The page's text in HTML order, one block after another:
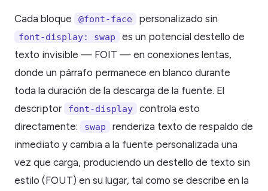
Cada bloque @font-face personalizado sin
font-display: swap
es un potencial destello de
texto invisible — FOIT — en conexiones lentas,
donde un párrafo permanece en blanco durante
toda la duración de la descarga de la fuente. El
descriptor
font-display
controla esto
directamente:
swap
renderiza texto de respaldo de
inmediato y cambia a la fuente personalizada una
vez que carga, produciendo un destello de texto sin
estilo (FOUT) en su lugar, tal como se describe en la